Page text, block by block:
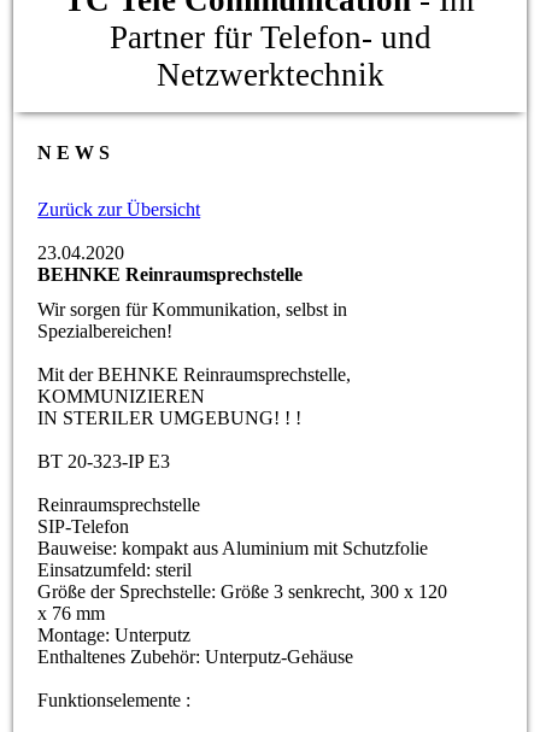
Partner für Telefon- und
Netzwerktechnik
N E W S
Zurück zur Übersicht
23.04.2020
BEHNKE Reinraumsprechstelle
Wir sorgen für Kommunikation, selbst in
Spezialbereichen!
Mit der BEHNKE Reinraumsprechstelle,
KOMMUNIZIEREN
IN STERILER UMGEBUNG! ! !
BT 20-323-IP E3
Reinraumsprechstelle
SIP-Telefon
Bauweise: kompakt aus Aluminium mit Schutzfolie
Einsatzumfeld: steril
Größe der Sprechstelle: Größe 3 senkrecht, 300 x 120
x 76 mm
Montage: Unterputz
Enthaltenes Zubehör: Unterputz-Gehäuse
Funktionselemente :